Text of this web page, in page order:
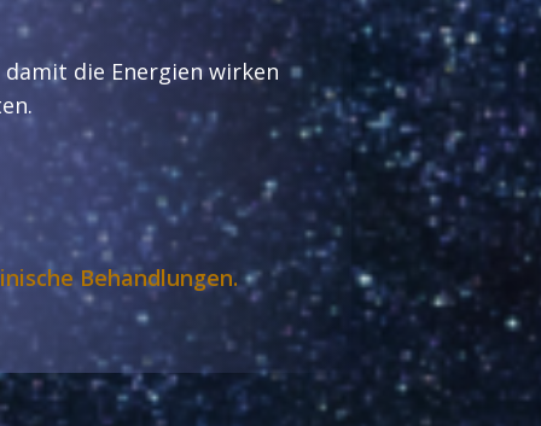
die Energien wirken
Behandlungen.